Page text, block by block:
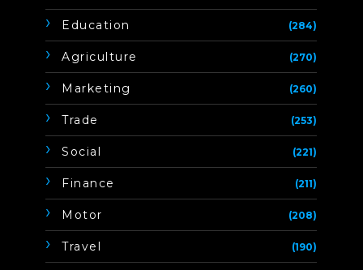
Education (284)
Agriculture (270)
Marketing (260)
Trade (253)
Social (221)
Finance (211)
Motor (208)
Travel (190)